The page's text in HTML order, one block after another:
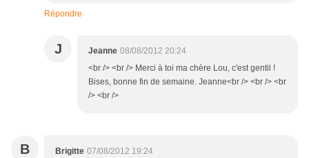
Répondre
J Jeanne 08/08/2012 20:24
<br /> <br /> Merci à toi ma chère Lou, c'est gentil !
Bises, bonne fin de semaine. Jeanne<br /> <br /> <br
/> <br />
B Brigitte 07/08/2012 19:24